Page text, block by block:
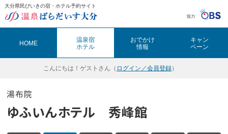
大分県民びいきの宿・ホテル予約サイト
HOME
温泉宿
ホテル
おでかけ
情報
キャン
ペーン
こんにちは！ ゲストさん（ ログイン／会員登録）
湯布院
ゆふいんホテル 秀峰館